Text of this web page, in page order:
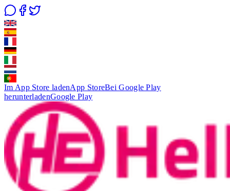
Im App Store ladenApp StoreBei Google Play
herunterladenGoogle Play